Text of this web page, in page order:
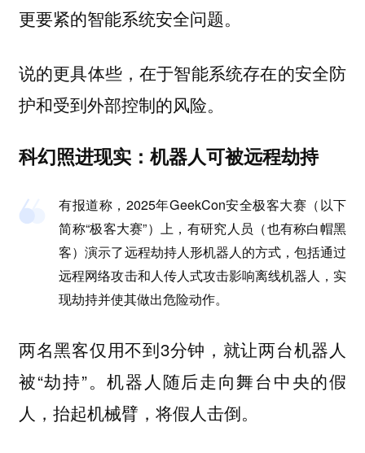
更要紧的智能系统安全问题。
说的更具体些，在于智能系统存在的安全防
护和受到外部控制的风险。
科幻照进现实：机器人可被远程劫持
有报道称，2025年GeekCon安全极客大赛（以下
简称“极客大赛”）上，有研究人员（也有称白帽黑
客）演示了远程劫持人形机器人的方式，包括通过
远程网络攻击和人传人式攻击影响离线机器人，实
现劫持并使其做出危险动作。
两名黑客仅用不到3分钟，就让两台机器人
被“劫持”。机器人随后走向舞台中央的假
人，抬起机械臂，将假人击倒。